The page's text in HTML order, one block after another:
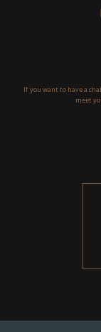
If you want to have a
meet